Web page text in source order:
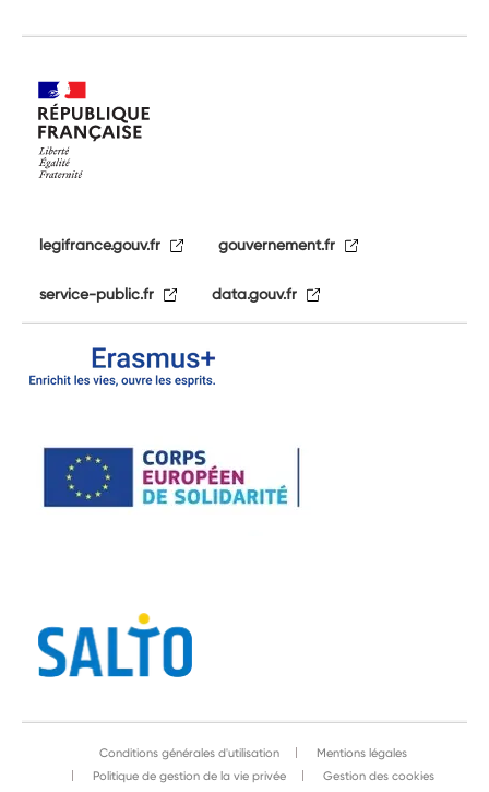
legifrance.gouv.fr gouvernement.fr
service-public.fr data.gouv.fr
Conditions générales d'utilisation
Mentions légales
Politique de gestion de la vie privée
Gestion des cookies